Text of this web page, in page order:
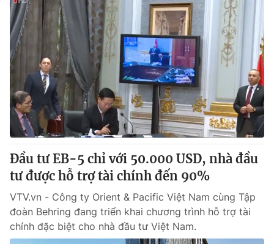
Đầu tư EB-5 chỉ với 50.000 USD, nhà đầu
tư được hỗ trợ tài chính đến 90%
VTV.vn - Công ty Orient & Pacific Việt Nam cùng Tập
đoàn Behring đang triển khai chương trình hỗ trợ tài
chính đặc biệt cho nhà đầu tư Việt Nam.